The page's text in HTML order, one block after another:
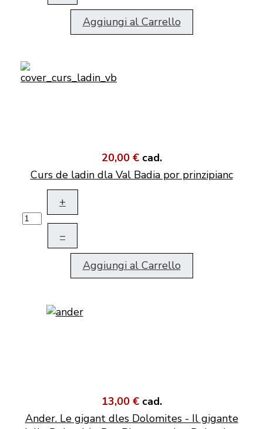
Aggiungi al Carrello
20,00 € cad.
Curs de ladin dla Val Badia por prinzipianc
+
–
Aggiungi al Carrello
13,00 € cad.
Ander. Le gigant dles Dolomites - Il gigante